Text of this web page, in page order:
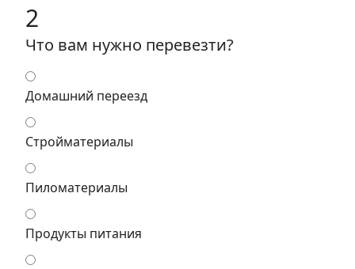
2
Что вам нужно перевезти?
Домашний переезд
Стройматериалы
Пиломатериалы
Продукты питания